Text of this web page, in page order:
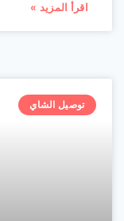
اقرأ المزيد »
توصيل الشاي